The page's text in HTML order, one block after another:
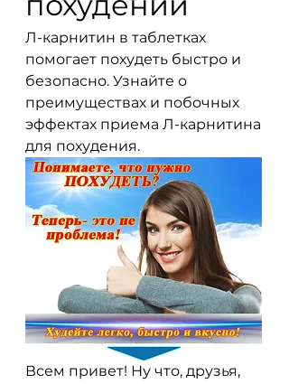
Л-карнитин в таблетках
помогает похудеть быстро и
безопасно. Узнайте о
преимуществах и побочных
эффектах приема Л-карнитина
для похудения.
Всем привет! Ну что, друзья,